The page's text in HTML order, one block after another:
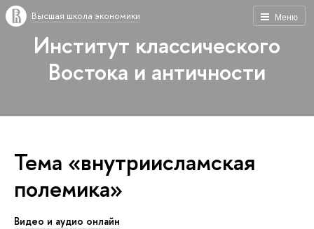
Меню
Высшая школа экономики
Институт классического
Востока и античности
Тема «внутриисламская
полемика»
Видео и аудио онлайн